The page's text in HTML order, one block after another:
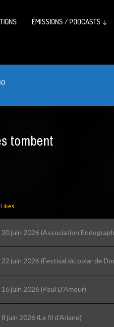
ÉMISSIONS / PODCASTS ↓
tombent
30 juin 2026 (Association
22 juin 2026 (Festival du polar de
juin 2026 (Paul D'Amour)
juin 2026 (Le fil d'Ariane)